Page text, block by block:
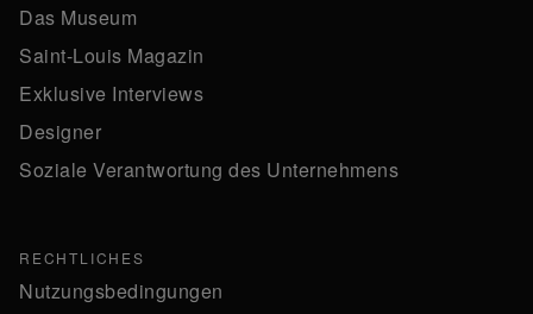
Das Museum
Saint-Louis Magazin
Exklusive Interviews
Designer
Soziale Verantwortung des Unternehmens
RECHTLICHES
Nutzungsbedingungen